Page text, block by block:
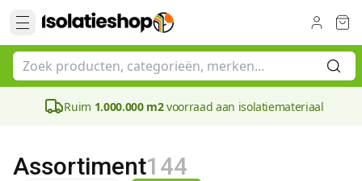
Ruim 1.000.000 m2voorraad aan isolatiemateriaal
Assortiment144